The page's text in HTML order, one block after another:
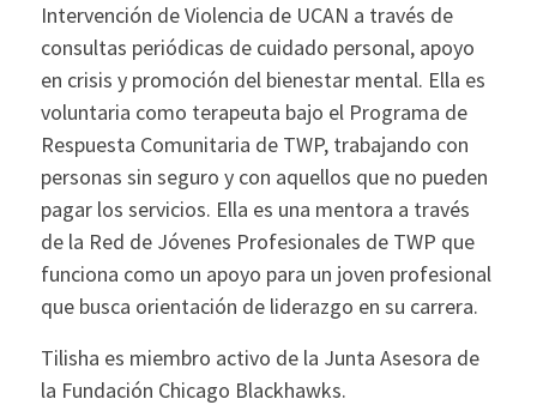
Intervención de Violencia de UCAN a través de
consultas periódicas de cuidado personal, apoyo
en crisis y promoción del bienestar mental. Ella es
voluntaria como terapeuta bajo el Programa de
Respuesta Comunitaria de TWP, trabajando con
personas sin seguro y con aquellos que no pueden
pagar los servicios. Ella es una mentora a través
de la Red de Jóvenes Profesionales de TWP que
funciona como un apoyo para un joven profesional
que busca orientación de liderazgo en su carrera.
Tilisha es miembro activo de la Junta Asesora de
la Fundación Chicago Blackhawks.